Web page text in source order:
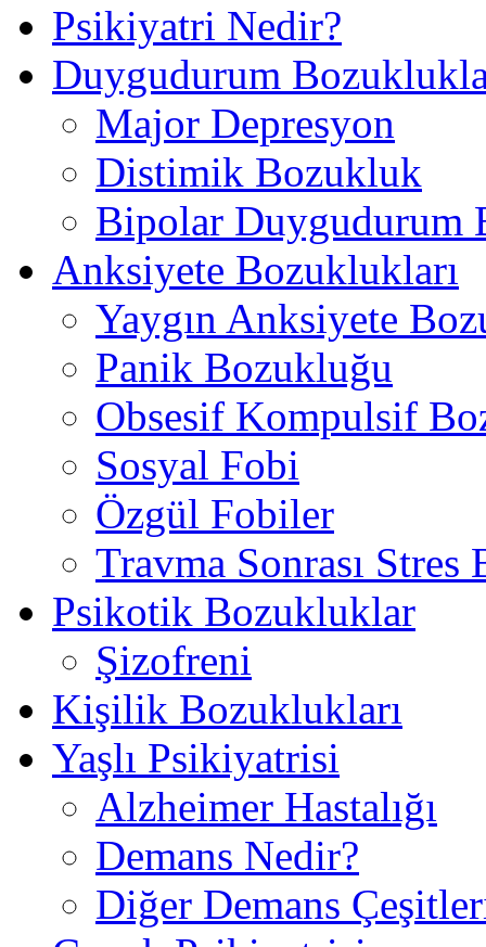
Psikiyatri Nedir?
Duygudurum
Major Depresyon
Distimik Bozukluk
Bipolar Duygudurum
Anksiyete Bozuklukları
Yaygın Anksiyete
Panik Bozukluğu
Obsesif Kompulsif
Sosyal Fobi
Özgül Fobiler
Travma Sonrası Stres
Psikotik Bozukluklar
Şizofreni
Kişilik Bozuklukları
Yaşlı Psikiyatrisi
Alzheimer Hastalığı
Demans Nedir?
Diğer Demans